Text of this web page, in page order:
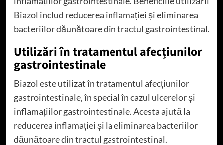
Biazol includ reducerea inflamației și eliminarea
bacteriilor dăunătoare din tractul gastrointestinal.
Utilizări în tratamentul afecțiunilor
gastrointestinale
Biazol este utilizat în tratamentul afecțiunilor
gastrointestinale, în special în cazul ulcerelor și
inflamațiilor gastrointestinale. Acesta ajută la
reducerea inflamației și la eliminarea bacteriilor
dăunătoare din tractul gastrointestinal.